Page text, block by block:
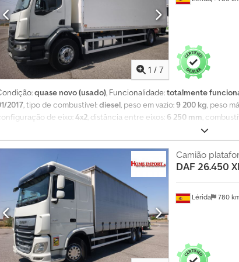
1 / 7
quase novo (usado), Funcionalidade:totalmente
2017, tipo de combustível:diesel, peso em vazio:9 200 kg, peso
de eixo:4x2, distância entre eixos: 6 250 mm,
cabina diurna
Euro 6, suspensão:aço-ar, comprimento do espaço de
2 450 mm, Ano de fabrico:2017,
condicionado, bloqueio do diferencial, compressor,
registo de automóvel, spoiler
, Dimensões da carroçaria: CAIXA
elevatória retrátil MBB de 1.500 kg. Extras: Ar condicionado, caixa
suspensão pneumática traseira, cruise control, rádio CD, assistente
distância, computador de bordo, vidros elétricos, fecho
Lérida 780
Camião
DAF 26.450